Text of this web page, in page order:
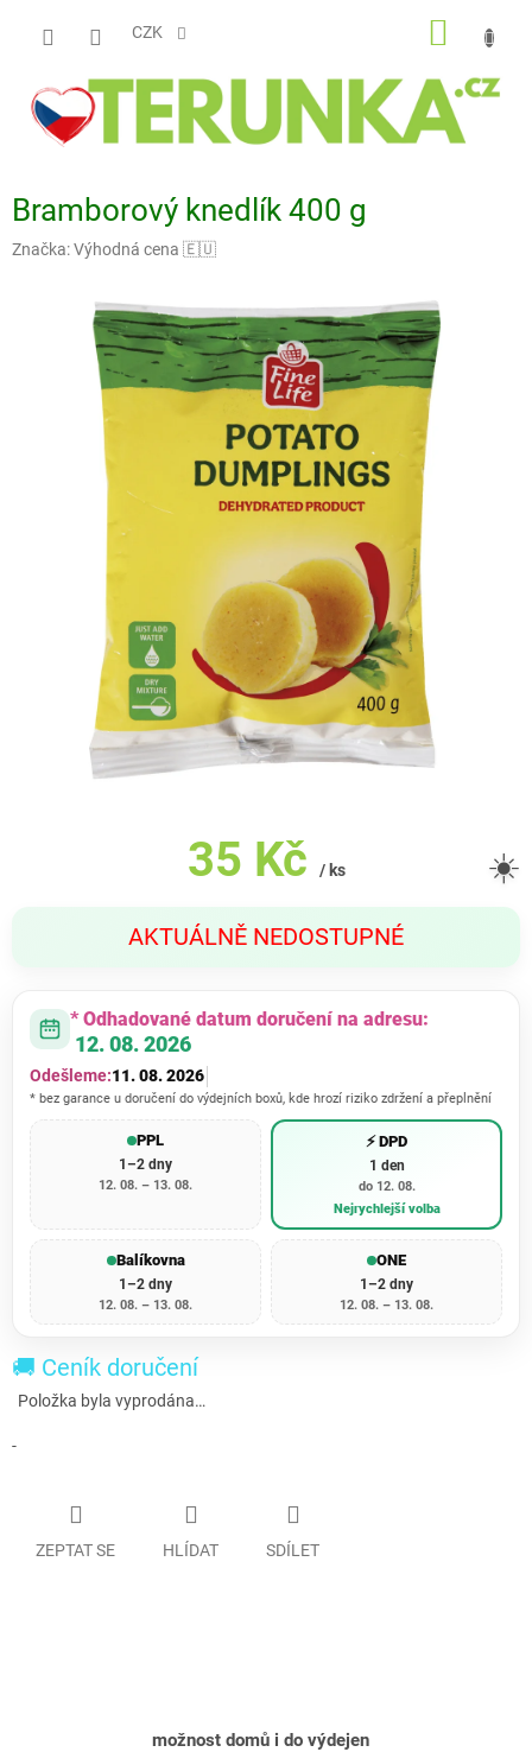
CZK
Bramborový knedlík 400 g
Značka:Výhodná cena 🇪🇺
35 Kč / ks
cena:
AKTUÁLNĚ NEDOSTUPNÉ
☀️
* Odhadované datum doručení na adresu:
12. 08. 2026
Odešleme:11. 08. 2026
* bez garance u doručení do výdejních boxů, kde hrozí riziko zdržení a přeplnění
PPL
1–2 dny
12. 08. – 13. 08.
⚡ DPD
1 den
do 12. 08.
Nejrychlejší volba
Balíkovna
1–2 dny
12. 08. – 13. 08.
ONE
1–2 dny
12. 08. – 13. 08.
🚚 Ceník doručení
Položka byla vyprodána…
-
ZEPTAT SE HLÍDAT SDÍLET
možnost domů i do výdejen